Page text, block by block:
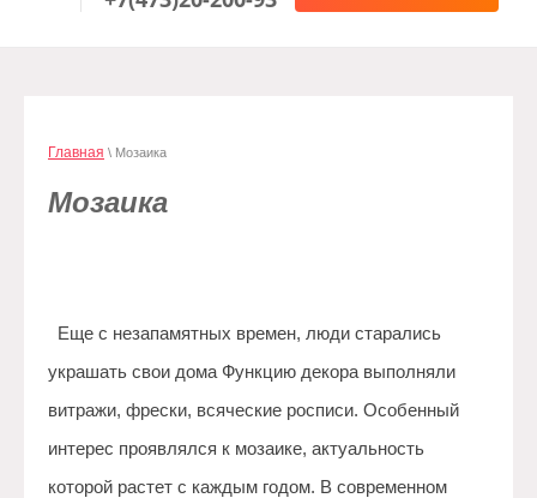
Главная \ Мозаика
Мозаика
Еще с незапамятных времен, люди старались
украшать свои дома Функцию декора выполняли
витражи, фрески, всяческие росписи. Особенный
интерес проявлялся к мозаике, актуальность
которой растет с каждым годом. В современном